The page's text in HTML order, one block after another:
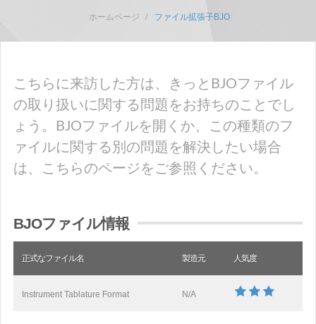
ホームページ ファイル拡張子BJO
こちらに来訪した方は、きっとBJOファイル
の取り扱いに関する問題をお持ちのことでし
ょう。BJOファイルを開くか、この種類のフ
ァイルに関する別の問題を解決したい場合
は、こちらのページをご参照ください。
BJOファイル情報
正式なファイル名 製造元 人気度
Instrument Tablature Format N/A